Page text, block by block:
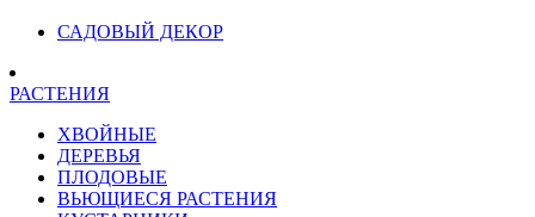
САДОВЫЙ ДЕКОР
РАСТЕНИЯ
ХВОЙНЫЕ
ДЕРЕВЬЯ
ПЛОДОВЫЕ
ВЬЮЩИЕСЯ РАСТЕНИЯ